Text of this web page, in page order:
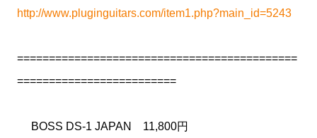
http://www.pluginguitars.com/item1.php?main_id=5243
============================================
=========================
BOSS DS-1 JAPAN 11,800円